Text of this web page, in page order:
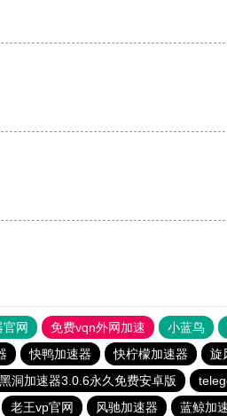
官网 免费vqn外网加速 小蓝鸟
快鸭加速器 快柠檬加速器 旋
黑洞加速器3.0.6永久免费安卓版
老王vp官网 风驰加速器 蓝鲸加